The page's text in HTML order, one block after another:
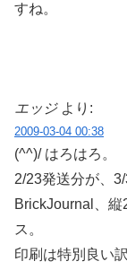
すね。
エッジ より:
2009-03-04 00:38
(^^)/ はろはろ。
2/23発送分が、
BrickJournal、
ス。
印刷は特別良い